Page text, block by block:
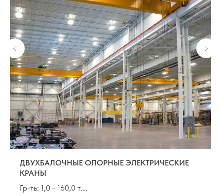
ДВУХБАЛОЧНЫЕ ОПОРНЫЕ ЭЛЕКТРИЧЕСКИЕ
КРАНЫ
Гр-ть: 1,0 - 160,0 т.